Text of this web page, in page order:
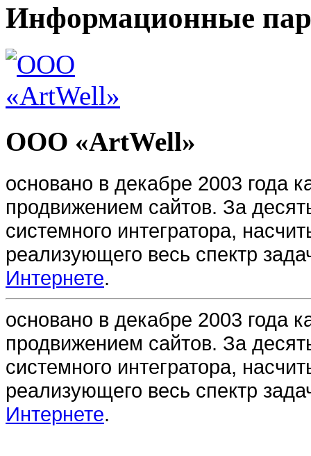
Информационные
ООО «ArtWell»
основано в декабре 2003 года
продвижением сайтов. За
системного интегратора,
реализующего весь спектр
Интернете.
основано в декабре 2003 года
продвижением сайтов. За
системного интегратора,
реализующего весь спектр
Интернете.